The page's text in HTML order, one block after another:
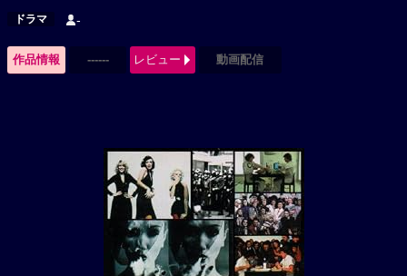
ドラマ -
作品情報 ------ レビュー 動画配信